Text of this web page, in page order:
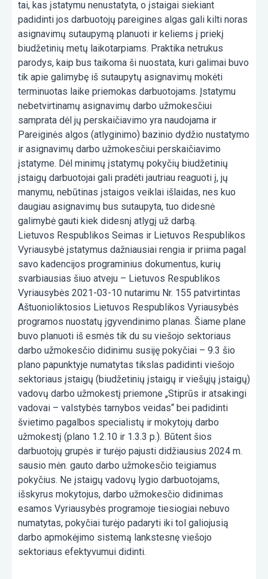
tai, kas įstatymu nenustatyta, o įstaigai siekiant
padidinti jos darbuotojų pareigines algas gali kilti noras
asignavimų sutaupymą planuoti ir keliems į priekį
biudžetinių metų laikotarpiams. Praktika netrukus
parodys, kaip bus taikoma ši nuostata, kuri galimai buvo
tik apie galimybę iš sutaupytų asignavimų mokėti
terminuotas laike priemokas darbuotojams. Įstatymu
nebetvirtinamų asignavimų darbo užmokesčiui
samprata dėl jų perskaičiavimo yra naudojama ir
Pareiginės algos (atlyginimo) bazinio dydžio nustatymo
ir asignavimų darbo užmokesčiui perskaičiavimo
įstatyme. Dėl minimų įstatymų pokyčių biudžetinių
įstaigų darbuotojai gali pradėti jautriau reaguoti į, jų
manymu, nebūtinas įstaigos veiklai išlaidas, nes kuo
daugiau asignavimų bus sutaupyta, tuo didesnė
galimybė gauti kiek didesnį atlygį už darbą.
Lietuvos Respublikos Seimas ir Lietuvos Respublikos
Vyriausybė įstatymus dažniausiai rengia ir priima pagal
savo kadencijos programinius dokumentus, kurių
svarbiausias šiuo atveju – Lietuvos Respublikos
Vyriausybės 2021-03-10 nutarimu Nr. 155 patvirtintas
Aštuonioliktosios Lietuvos Respublikos Vyriausybės
programos nuostatų įgyvendinimo planas. Šiame plane
buvo planuoti iš esmės tik du su viešojo sektoriaus
darbo užmokesčio didinimu susiję pokyčiai – 9.3 šio
plano papunktyje numatytas tikslas padidinti viešojo
sektoriaus įstaigų (biudžetinių įstaigų ir viešųjų įstaigų)
vadovų darbo užmokestį priemone „Stiprūs ir atsakingi
vadovai – valstybės tarnybos veidas“ bei padidinti
švietimo pagalbos specialistų ir mokytojų darbo
užmokestį (plano 1.2.10 ir 1.3.3 p.). Būtent šios
darbuotojų grupės ir turėjo pajusti didžiausius 2024 m.
sausio mėn. gauto darbo užmokesčio teigiamus
pokyčius. Ne įstaigų vadovų lygio darbuotojams,
išskyrus mokytojus, darbo užmokesčio didinimas
esamos Vyriausybės programoje tiesiogiai nebuvo
numatytas, pokyčiai turėjo padaryti iki tol galiojusią
darbo apmokėjimo sistemą lankstesnę viešojo
sektoriaus efektyvumui didinti.